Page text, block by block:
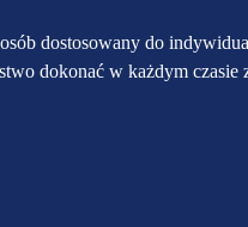
dostosowany do
dokonać w każdym